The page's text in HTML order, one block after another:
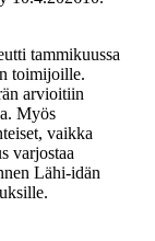
tammikuussa
toimijoille.
arvioitiin
Myös
vaikka
varjostaa
Lähi-idän